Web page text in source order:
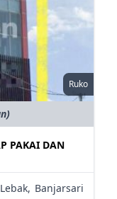
Ruko
PAKAI DAN
Banjarsari